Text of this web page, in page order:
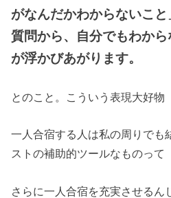
がなんだかわからないこ
質問から、自分でもわか
が浮かびあがります。
とのこと。こういう表現大好
一人合宿する人は私の周りでも
ストの補助的ツールなものって
さらに一人合宿を充実させるん